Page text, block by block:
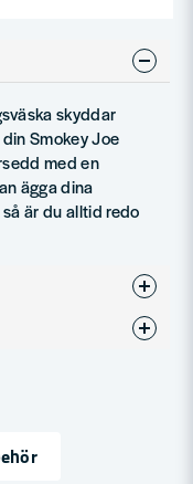
skyddar
Smokey Joe
med en
ägga dina
är du alltid redo